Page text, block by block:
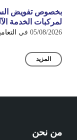
بخصوص تفويض
لمركبات الخدمة
05/08/2026 في
المزيد
من نحن